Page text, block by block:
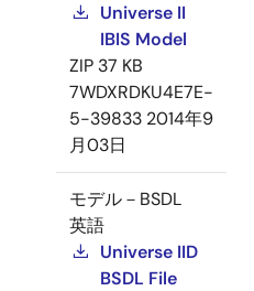
Universe II
IBIS Model
ZIP 37 KB
7WDXRDKU4E7E-
5-39833 2014年9
月03日
モデル－BSDL
英語
Universe IID
BSDL File